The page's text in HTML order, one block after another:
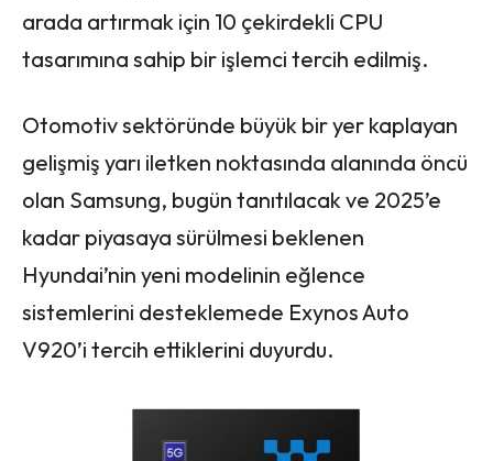
arada artırmak için 10 çekirdekli CPU
tasarımına sahip bir işlemci tercih edilmiş.
Otomotiv sektöründe büyük bir yer kaplayan
gelişmiş yarı iletken noktasında alanında öncü
olan Samsung, bugün tanıtılacak ve 2025’e
kadar piyasaya sürülmesi beklenen
Hyundai’nin yeni modelinin eğlence
sistemlerini desteklemede Exynos Auto
V920’i tercih ettiklerini duyurdu.